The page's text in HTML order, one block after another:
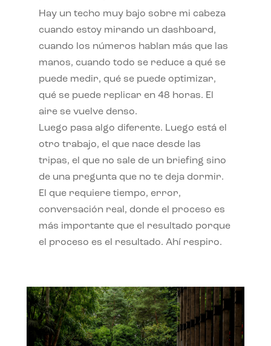
Hay un techo muy bajo sobre mi cabeza
cuando estoy mirando un dashboard,
cuando los números hablan más que las
manos, cuando todo se reduce a qué se
puede medir, qué se puede optimizar,
qué se puede replicar en 48 horas. El
aire se vuelve denso.
Luego pasa algo diferente. Luego está el
otro trabajo, el que nace desde las
tripas, el que no sale de un briefing sino
de una pregunta que no te deja dormir.
El que requiere tiempo, error,
conversación real, donde el proceso es
más importante que el resultado porque
el proceso es el resultado. Ahí respiro.